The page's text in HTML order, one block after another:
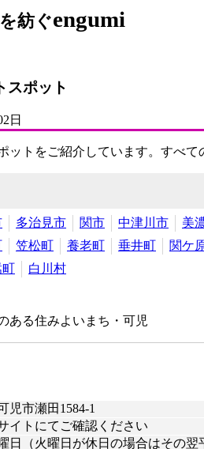
紡ぐengumi
スポット
日
ットをご紹介しています。すべ
多治見市 関市 中津川市 美
笠松町 養老町 垂井町 関ケ
町 白川村
ある住みよいまち・可児
児市瀬田1584-1
イトにてご確認ください
日（火曜日が休日の場合はその